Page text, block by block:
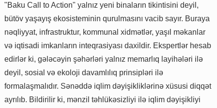
"Baku Call to Action" yalnız yeni binaların tikintisini deyil,
bütöv yaşayış ekosisteminin qurulmasını vacib sayır. Buraya
nəqliyyat, infrastruktur, kommunal xidmətlər, yaşıl məkanlar
və iqtisadi imkanların inteqrasiyası daxildir. Ekspertlər hesab
edirlər ki, gələcəyin şəhərləri yalnız memarlıq layihələri ilə
deyil, sosial və ekoloji davamlılıq prinsipləri ilə
formalaşmalıdır. Sənəddə iqlim dəyişikliklərinə xüsusi diqqət
ayrılıb. Bildirilir ki, mənzil təhlükəsizliyi ilə iqlim dəyişikliyi